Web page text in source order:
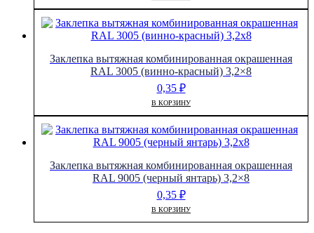
Заклепка вытяжная комбинированная окрашенная
RAL 3005 (винно-красный) 3,2×8
0,35 ₽
В КОРЗИНУ
Заклепка вытяжная комбинированная окрашенная
RAL 9005 (черный янтарь) 3,2×8
0,35 ₽
В КОРЗИНУ